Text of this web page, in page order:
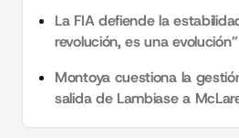
La FIA defiende la
revolución, es una evolución”
Montoya cuestiona la
salida de Lambiase a